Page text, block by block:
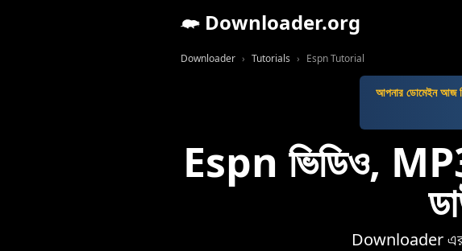
Downloader.org
Downloader Tutorials Espn Tutorial
আপনার ডোমেইন আজ
Espn ভিডিও,
Downloader এর